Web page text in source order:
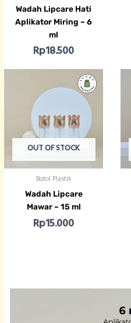
Wadah Lipcare Hati
Aplikator Miring – 6
ml
Rp18.500
OUT OF STOCK
Botol Plastik
Wadah Lipcare
Mawar – 15 ml
Rp15.000